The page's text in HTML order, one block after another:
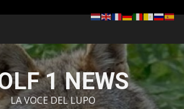
1 NEWS
LA VOCE DEL LUPO